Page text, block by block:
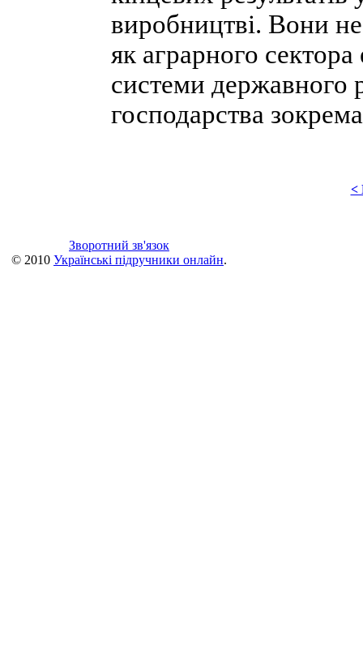
виробництві. Вони
як аграрного сектора
системи державного
господарства
<
Зворотний зв'язок
© 2010 Українські підручники онлайн.